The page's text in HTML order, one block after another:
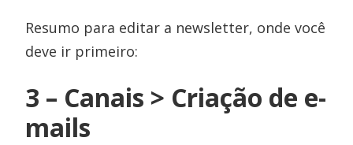
Resumo para editar a newsletter, onde você
deve ir primeiro:
3 – Canais > Criação de e-
mails